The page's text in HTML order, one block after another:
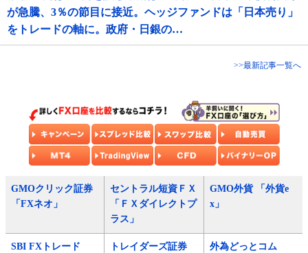
が急騰、3％の節目に接近。ヘッジファンドは「日本売り」
をトレードの軸に。政府・日銀の…
>>最新記事一覧へ
GMOクリック証券
「FXネオ」
セントラル短資ＦＸ
「ＦＸダイレクトプ
ラス」
GMO外貨 「外貨e
x」
SBI FXトレード
トレイダーズ証券
外為どっとコム